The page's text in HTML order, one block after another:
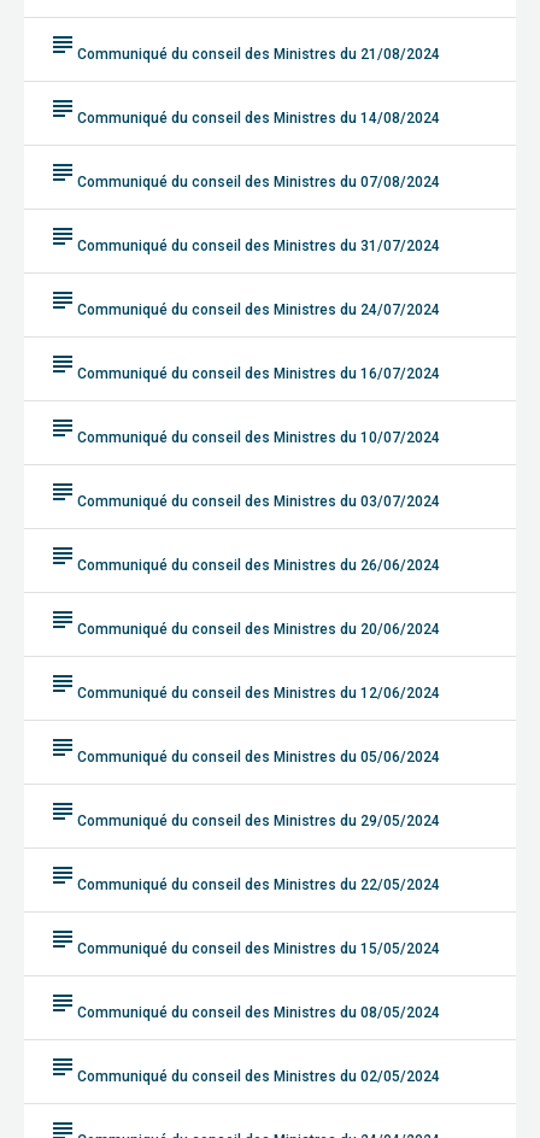
subject Communiqué du conseil des Ministres du 21/08/2024
subject Communiqué du conseil des Ministres du 14/08/2024
subject Communiqué du conseil des Ministres du 07/08/2024
subject Communiqué du conseil des Ministres du 31/07/2024
subject Communiqué du conseil des Ministres du 24/07/2024
subject Communiqué du conseil des Ministres du 16/07/2024
subject Communiqué du conseil des Ministres du 10/07/2024
subject Communiqué du conseil des Ministres du 03/07/2024
subject Communiqué du conseil des Ministres du 26/06/2024
subject Communiqué du conseil des Ministres du 20/06/2024
subject Communiqué du conseil des Ministres du 12/06/2024
subject Communiqué du conseil des Ministres du 05/06/2024
subject Communiqué du conseil des Ministres du 29/05/2024
subject Communiqué du conseil des Ministres du 22/05/2024
subject Communiqué du conseil des Ministres du 15/05/2024
subject Communiqué du conseil des Ministres du 08/05/2024
subject Communiqué du conseil des Ministres du 02/05/2024
subject